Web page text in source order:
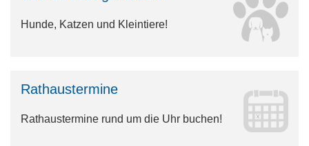
Hunde, Katzen und Kleintiere!
Rathaustermine
Rathaustermine rund um die Uhr buchen!